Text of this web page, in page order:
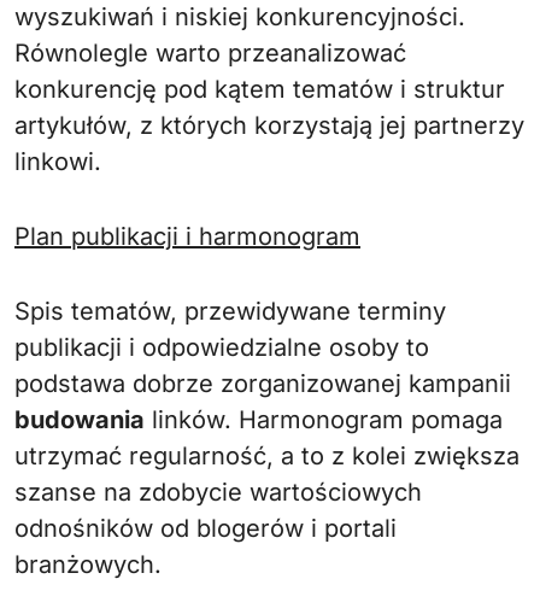
wyszukiwań i niskiej konkurencyjności.
Równolegle warto przeanalizować
konkurencję pod kątem tematów i struktur
artykułów, z których korzystają jej partnerzy
linkowi.
Plan publikacji i harmonogram
Spis tematów, przewidywane terminy
publikacji i odpowiedzialne osoby to
podstawa dobrze zorganizowanej kampanii
budowania linków. Harmonogram pomaga
utrzymać regularność, a to z kolei zwiększa
szanse na zdobycie wartościowych
odnośników od blogerów i portali
branżowych.